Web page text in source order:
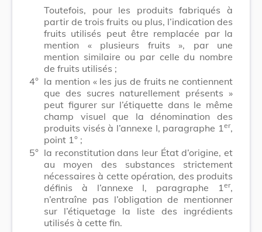
Toutefois, pour les produits fabriqués à
partir de trois fruits ou plus, l’indication des
fruits utilisés peut être remplacée par la
mention « plusieurs fruits », par une
mention similaire ou par celle du nombre
de fruits utilisés ;
4° la mention « les jus de fruits ne contiennent
que des sucres naturellement présents »
peut figurer sur l’étiquette dans le même
champ visuel que la dénomination des
produits visés à l’annexe I, paragraphe 1 er,
point 1° ;
5° la reconstitution dans leur État d’origine, et
au moyen des substances strictement
nécessaires à cette opération, des produits
définis à l’annexe I, paragraphe 1 er,
n’entraîne pas l’obligation de mentionner
sur l’étiquetage la liste des ingrédients
utilisés à cette fin.